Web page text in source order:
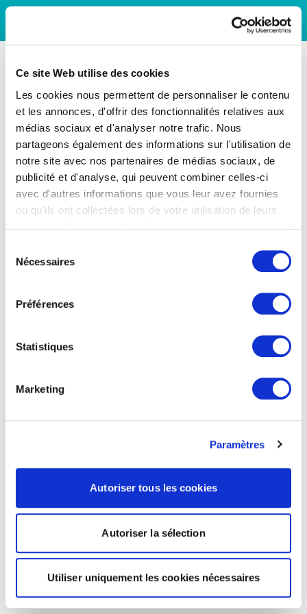
Ce site Web utilise des cookies
Les cookies nous permettent de personnaliser le contenu
et les annonces, d'offrir des fonctionnalités relatives aux
médias sociaux et d'analyser notre trafic. Nous
partageons également des informations sur l'utilisation de
notre site avec nos partenaires de médias sociaux, de
publicité et d'analyse, qui peuvent combiner celles-ci
avec d'autres informations que vous leur avez fournies
ou qu'ils ont collectées lors de votre utilisation de leurs
Nécessaires
Préférences
Statistiques
Marketing
Paramètres
Autoriser tous les cookies
Autoriser la sélection
Utiliser uniquement les cookies nécessaires